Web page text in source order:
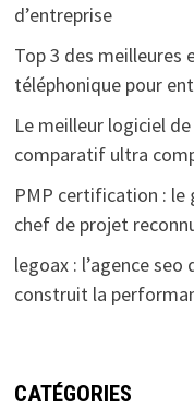
d’entreprise
Top 3 des meilleures
téléphonique pour
Le meilleur logiciel
comparatif ultra
PMP certification : le
chef de projet
legoax : l’agence
construit la
CATÉGORIES